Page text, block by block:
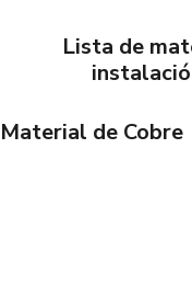
Lista de
Material de Cobre